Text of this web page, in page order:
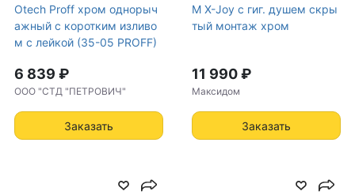
Otech Proff хром однорыч
ажный с коротким изливо
м с лейкой (35-05 PROFF)
6 839 ₽
ООО "СТД "ПЕТРОВИЧ"
Заказать
M X-Joy с гиг. душем скры
тый монтаж хром
11 990 ₽
Максидом
Заказать